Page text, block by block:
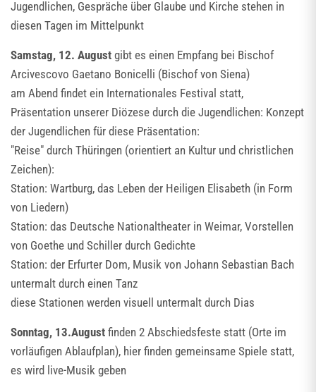
Jugendlichen, Gespräche über Glaube und Kirche stehen in
diesen Tagen im Mittelpunkt
Samstag, 12. August gibt es einen Empfang bei Bischof
Arcivescovo Gaetano Bonicelli (Bischof von Siena)
am Abend findet ein Internationales Festival statt,
Präsentation unserer Diözese durch die Jugendlichen: Konzept
der Jugendlichen für diese Präsentation:
"Reise" durch Thüringen (orientiert an Kultur und christlichen
Zeichen):
Station: Wartburg, das Leben der Heiligen Elisabeth (in Form
von Liedern)
Station: das Deutsche Nationaltheater in Weimar, Vorstellen
von Goethe und Schiller durch Gedichte
Station: der Erfurter Dom, Musik von Johann Sebastian Bach
untermalt durch einen Tanz
diese Stationen werden visuell untermalt durch Dias
Sonntag, 13.August finden 2 Abschiedsfeste statt (Orte im
vorläufigen Ablaufplan), hier finden gemeinsame Spiele statt,
es wird live-Musik geben